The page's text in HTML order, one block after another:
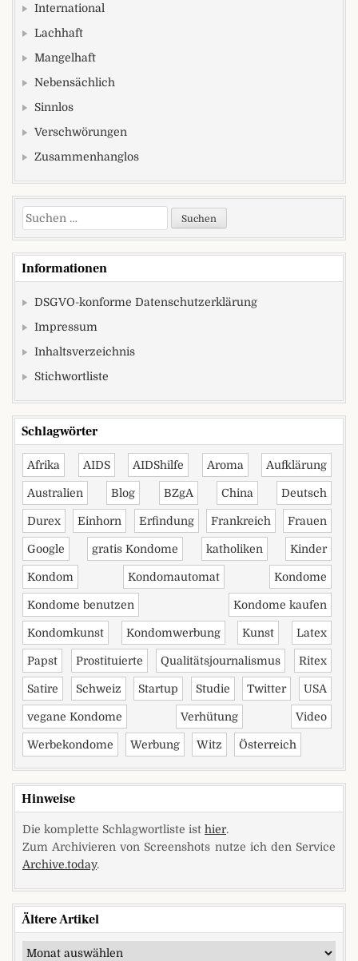
International
Lachhaft
Mangelhaft
Nebensächlich
Sinnlos
Verschwörungen
Zusammenhanglos
Suchen nach:
Informationen
DSGVO-konforme Datenschutzerklärung
Impressum
Inhaltsverzeichnis
Stichwortliste
Schlagwörter
Afrika AIDS AIDShilfe Aroma Aufklärung
Australien Blog BZgA China Deutsch
Durex Einhorn Erfindung Frankreich Frauen
Google gratis Kondome katholiken Kinder
Kondom Kondomautomat Kondome
Kondome benutzen Kondome kaufen
Kondomkunst Kondomwerbung Kunst Latex
Papst Prostituierte Qualitätsjournalismus Ritex
Satire Schweiz Startup Studie Twitter USA
vegane Kondome Verhütung Video
Werbekondome Werbung Witz Österreich
Hinweise
Die komplette Schlagwortliste ist hier.
Zum Archivieren von Screenshots nutze ich den Service
Archive.today.
Ältere Artikel
Ältere Artikel